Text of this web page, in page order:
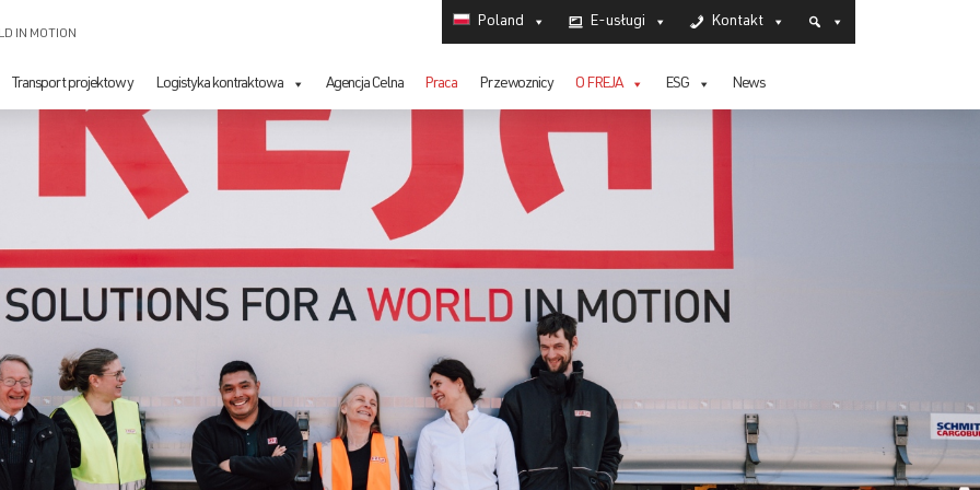
IN MOTION
Poland E-usługi Kontakt
Transport projektowy Logistyka kontraktowa Agencja Celna Praca Przewoznicy O FREJA ESG News